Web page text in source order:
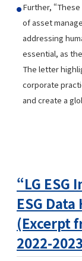
Further,
of asset
addressing
essential, as
The letter
corporate
and create a
“LG
ESG
(Excerpt
2022-